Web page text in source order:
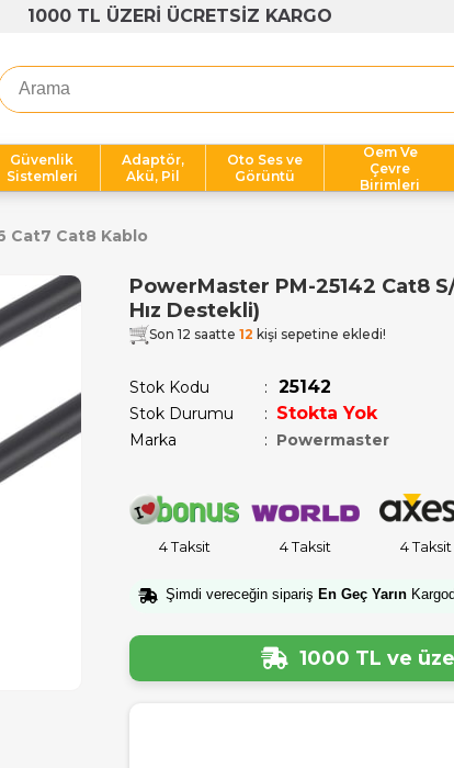
1000 TL ÜZERİ ÜCRETSİZ KARGO
Güvenlik
Sistemleri
Adaptör,
Akü, Pil
Oto Ses ve
Görüntü
Oem Ve
Çevre
Birimleri
Cat7 Cat8 Kablo
PowerMaster PM-25142 Cat8
Hız Destekli)
Son 12 saatte 12 kişi sepetine ekledi!
Stok Kodu 25142
Stok Durumu : Stokta Yok
Marka : Powermaster
4 Taksit 4 Taksit 4 Taksit
Şimdi vereceğin sipariş En Geç Yarın
1000 TL ve